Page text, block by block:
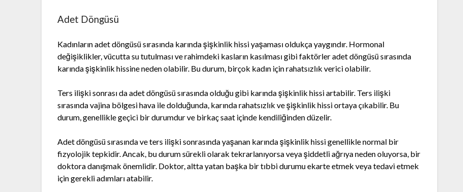
Adet Döngüsü
Kadınların adet döngüsü sırasında karında şişkinlik hissi yaşaması oldukça yaygındır. Hormonal
değişiklikler, vücutta su tutulması ve rahimdeki kasların kasılması gibi faktörler adet döngüsü sırasında
karında şişkinlik hissine neden olabilir. Bu durum, birçok kadın için rahatsızlık verici olabilir.
Ters ilişki sonrası da adet döngüsü sırasında olduğu gibi karında şişkinlik hissi artabilir. Ters ilişki
sırasında vajina bölgesi hava ile dolduğunda, karında rahatsızlık ve şişkinlik hissi ortaya çıkabilir. Bu
durum, genellikle geçici bir durumdur ve birkaç saat içinde kendiliğinden düzelir.
Adet döngüsü sırasında ve ters ilişki sonrasında yaşanan karında şişkinlik hissi genellikle normal bir
fizyolojik tepkidir. Ancak, bu durum sürekli olarak tekrarlanıyorsa veya şiddetli ağrıya neden oluyorsa, bir
doktora danışmak önemlidir. Doktor, altta yatan başka bir tıbbi durumu ekarte etmek veya tedavi etmek
için gerekli adımları atabilir.